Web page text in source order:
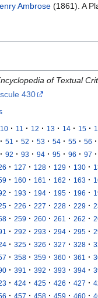
Ambrose (1861). A
of Textual
430
10 · 11 · 12 · 13 · 14 · 15 ·
· 51 · 52 · 53 · 54 · 55 · 56 ·
· 92 · 93 · 94 · 95 · 96 · 97 ·
· 127 · 128 · 129 · 130 ·
· 160 · 161 · 162 · 163 ·
· 193 · 194 · 195 · 196 ·
· 226 · 227 · 228 · 229 ·
· 259 · 260 · 261 · 262 ·
· 292 · 293 · 294 · 295 ·
· 325 · 326 · 327 · 328 ·
· 358 · 359 · 360 · 361 ·
· 391 · 392 · 393 · 394 ·
· 424 · 425 · 426 · 427 ·
· 457 · 458 · 459 · 460 ·